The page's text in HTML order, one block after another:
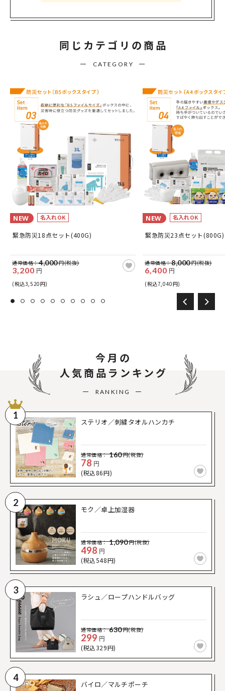
同じカテゴリの商品
CATEGORY
NEW 名入れOK
緊急防災18点セット(400G)
通常価格：4,000円(税抜)
3,200 円
(税込3,520円)
NEW 名入れOK
緊急防災23点セット(800G)
通常価格：8,000円(税抜)
6,400 円
(税込7,040円)
今月の
人気商品ランキング
RANKING
1
ステリオ／刺繍タオルハンカチ
通常価格： 160円(税抜)
78 円
(税込86円)
2
モク／卓上加湿器
通常価格： 1,090円(税抜)
498 円
(税込548円)
3
ラシュ／ロープハンドルバッグ
通常価格： 630円(税抜)
299 円
(税込329円)
4
バイロ／マルチポーチ